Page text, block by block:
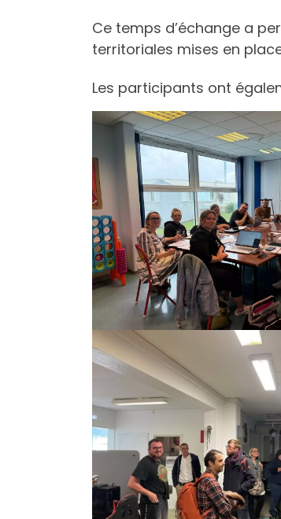
Ce temps d’échange a
territoriales mises en
Les participants ont